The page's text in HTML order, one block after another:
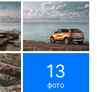
13
фото